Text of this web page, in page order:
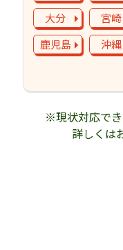
大分
宮崎
鹿児島
沖縄
※現状対応でき
詳しくは